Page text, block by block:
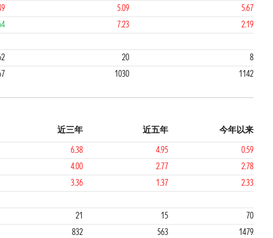
5.09
5.67
7.23
2.19
1 1
20
8
1030 1142
近三年 近五年
今年以来
6.38 4.95
0.59
4.00 2.77
2.78
3.36 1.37
2.33
1 3
21 15
70
832 563 1479